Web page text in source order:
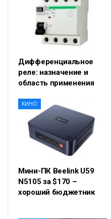
Дифференциальное
реле: назначение и
область применения
КИНО
Мини-ПК Beelink U59
N5105 за $170 –
хороший бюджетник